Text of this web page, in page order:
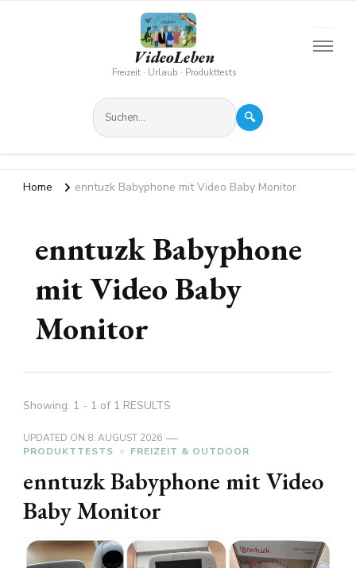
VideoLeben
Freizeit · Urlaub · Produkttests
🔍
Home enntuzk Babyphone mit Video Baby Monitor
enntuzk Babyphone
mit Video Baby
Monitor
Showing: 1 - 1 of 1 RESULTS
UPDATED ON 8. AUGUST 2026
PRODUKTTESTS
FREIZEIT & OUTDOOR
enntuzk Babyphone mit Video
Baby Monitor